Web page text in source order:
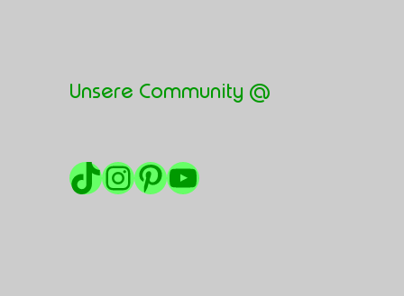
Unsere Community @
TikTok
Instagram
Pinterest
YouTube